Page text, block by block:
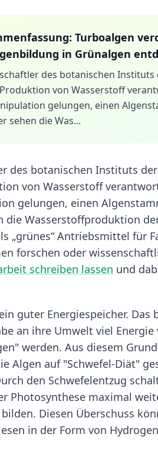
Turboalgen
in Grünalgen
des botanischen
von Wasserstoff
gelungen, einen
sehen die Was...
des botanischen Instituts
von Wasserstoff
gelungen, einen
die Wasserstoffproduktion
„grünes“ Antriebsmittel für
forschen oder
schreiben lassen und
guter Energiespeicher.
an ihre Umwelt viel
werden. Aus diesem
Algen auf "Schwefel-Diät"
den Schwefelentzug
Photosynthese maximal
Diesen Überschuss
in der Form von